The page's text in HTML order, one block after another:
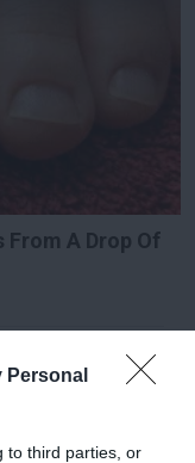
Personal
to third parties, or
From A Drop Of